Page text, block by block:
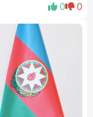
0 0